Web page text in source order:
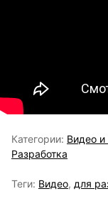
Категории: Видео и
Разработка
Теги: Видео, для